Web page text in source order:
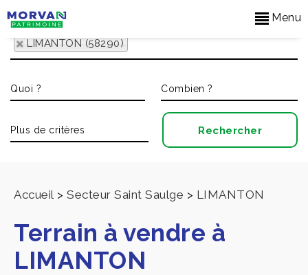
Menu
LIMANTON (58290)
Accueil > Secteur Saint Saulge > LIMANTON
Terrain à vendre à
LIMANTON